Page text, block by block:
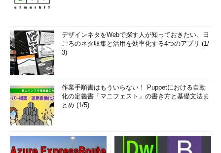
デザインネタをWebで探す人が知っておきたい、日
ごろのネタ収集と活用を効率化する4つのアプリ (1/
3)
作業手順書はもういらない！ Puppetにおける自動
化の定義書「マニフェスト」の書き方と基礎文法ま
とめ (1/5)